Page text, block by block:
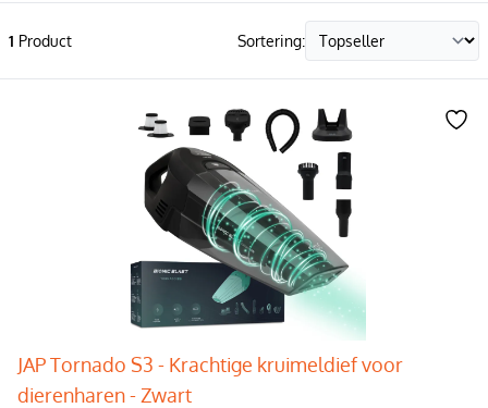
1 Product Sortering:
JAP Tornado S3 - Krachtige kruimeldief voor
dierenharen - Zwart